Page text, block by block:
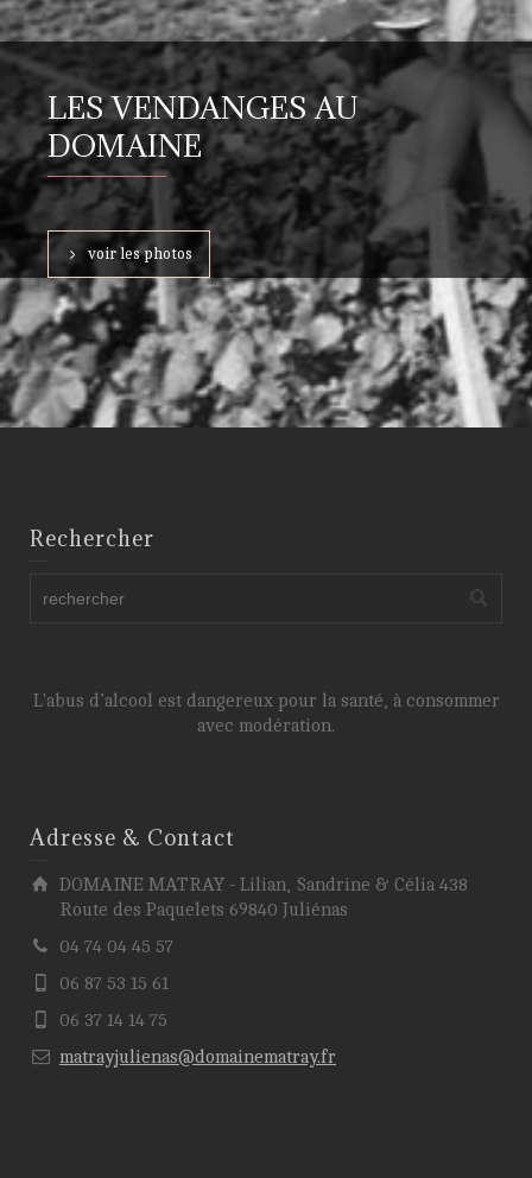
LES VENDANGES AU
DOMAINE
voir les photos
Rechercher
L'abus d’alcool est dangereux pour la santé, à consommer
avec modération.
Adresse & Contact
DOMAINE MATRAY - Lilian, Sandrine & Célia 438
Route des Paquelets 69840 Juliénas
04 74 04 45 57
06 87 53 15 61
06 37 14 14 75
matrayjulienas@domainematray.fr